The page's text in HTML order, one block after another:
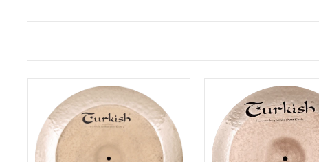
Muziekstijlen en bekkens van de serie
Met haar gecontroleerde, donkere karakter is de
omvat een
met explosieve aanslag en rijke klank,